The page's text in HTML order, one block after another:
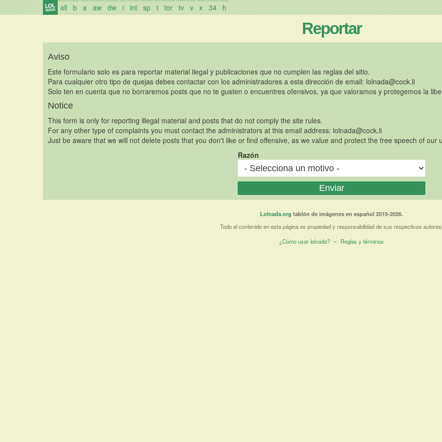
all b a aw dw i int sp t tor tv v x 34 h
Reportar
Aviso
Este formulario solo es para reportar material ilegal y publicaciones que no cumplen las reglas del sitio.
Para cualquier otro tipo de quejas debes contactar con los administradores a esta dirección de email: lolnada@cock.li
Solo ten en cuenta que no borraremos posts que no te gusten o encuentres ofensivos, ya que valoramos y protegemos la
Notice
This form is only for reporting illegal material and posts that do not comply the site rules.
For any other type of complaints you must contact the administrators at this email address: lolnada@cock.li
Just be aware that we will not delete posts that you don't like or find offensive, as we value and protect the free speech of our
Razón
Lolnada.org tablón de imágenes en español 2015-2026.
Todo el contenido en esta página es propiedad y responsabilidad de sus respectivos
¿Cómo usar lolnada? ~ Reglas y términos